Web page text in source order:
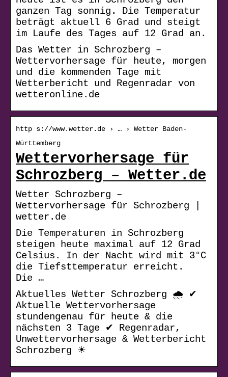
ganzen Tag sonnig. Die Temperatur
beträgt aktuell 6 Grad und steigt
im Laufe des Tages auf 12 Grad an.
Das Wetter in Schrozberg –
Wettervorhersage für heute, morgen
und die kommenden Tage mit
Wetterbericht und Regenradar von
wetteronline.de
http s://www.wetter.de › … › Wetter Baden-
Württemberg
Wettervorhersage für
Schrozberg – Wetter.de
Wetter Schrozberg –
Wettervorhersage für Schrozberg |
wetter.de
Die Temperaturen in Schrozberg
steigen heute maximal auf 12 Grad
Celsius. In der Nacht wird mit 3°C
die Tiefsttemperatur erreicht.
Die …
Aktuelles Wetter Schrozberg 🌧️ ✔
Aktuelle Wettervorhersage
stundengenau für heute & die
nächsten 3 Tage ✔ Regenradar,
Unwettervorhersage & Wetterbericht
Schrozberg ☀